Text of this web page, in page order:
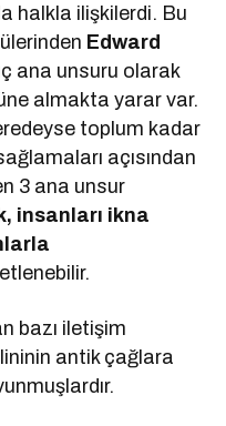
halkla ilişkilerdi. Bu
Edward
ana unsuru olarak
almakta yarar var.
toplum kadar
açısından
3 ana unsur
insanları ikna
bazı iletişim
antik çağlara